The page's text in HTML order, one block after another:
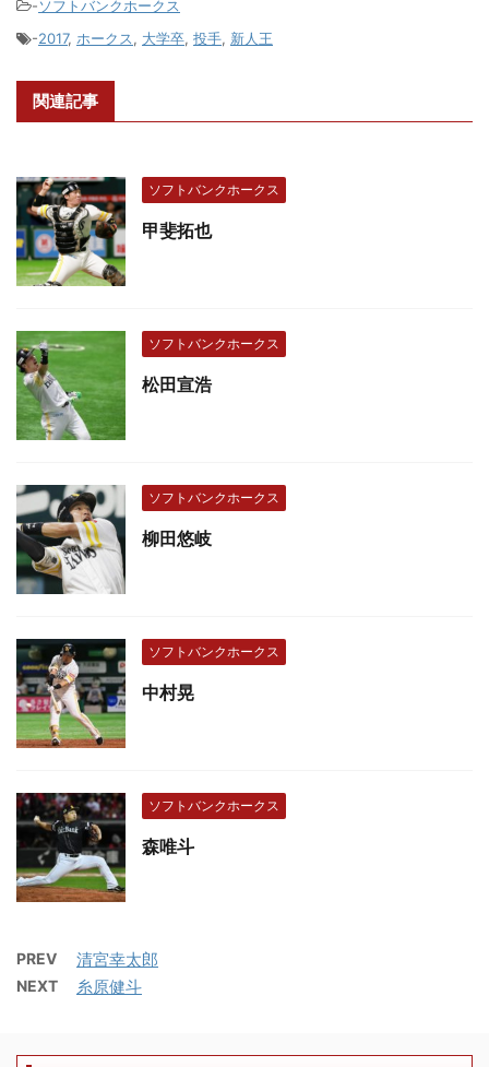
-ソフトバンクホークス
-2017, ホークス, 大学卒, 投手, 新人王
関連記事
ソフトバンクホークス
甲斐拓也
ソフトバンクホークス
松田宣浩
ソフトバンクホークス
柳田悠岐
ソフトバンクホークス
中村晃
ソフトバンクホークス
森唯斗
PREV 清宮幸太郎
NEXT 糸原健斗